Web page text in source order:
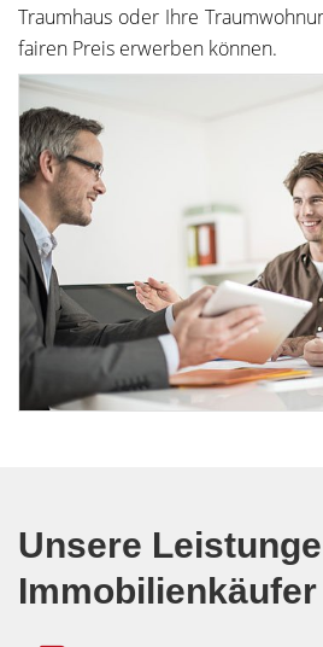
Traumhaus oder Ihre
fairen Preis erwerben können.
Unsere
Immobilienkäufer